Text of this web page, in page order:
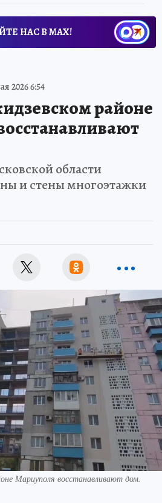
НАС В МАХ!
2026 6:54
районе
области
и стены многоэтажки
Мариуполя восстанавливают дом.